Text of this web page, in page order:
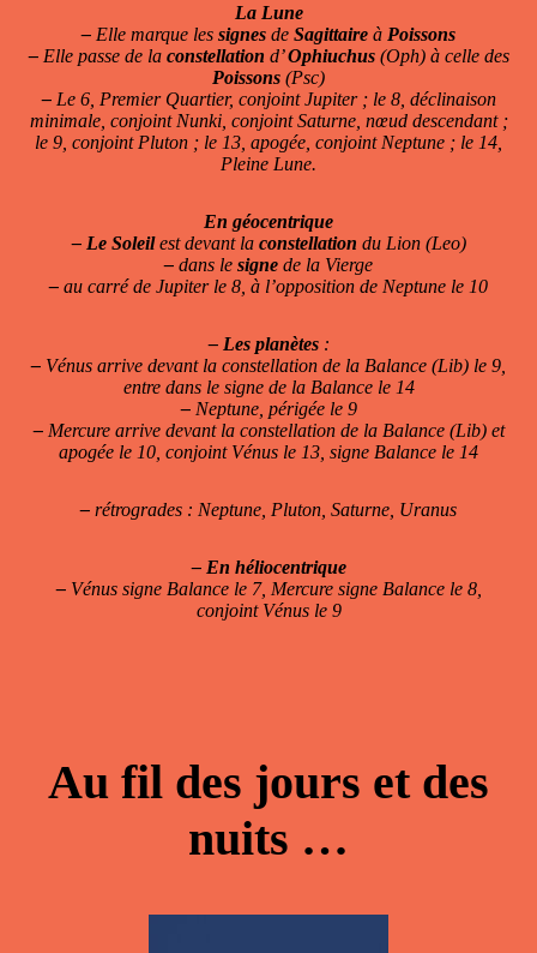
La Lune
– Elle marque les signes de Sagittaire à Poissons
–Elle passe de la constellation d’Ophiuchus(Oph) à celle des
Poissons (Psc)
–Le 6, Premier Quartier, conjoint Jupiter ; le 8, déclinaison
minimale, conjoint Nunki, conjoint Saturne, nœud descendant ;
le 9, conjoint Pluton ; le 13, apogée, conjoint Neptune ; le 14,
Pleine Lune.
En géocentrique
– Le Soleilest devant la constellation du Lion (Leo)
– dans le signe de la Vierge
– au carré de Jupiter le 8, à l’opposition de Neptune le 10
– Les planètes:
– Vénus arrive devant la constellation de la Balance (Lib) le 9,
entre dans le signe de la Balance le 14
–Neptune, périgée le 9
–Mercure arrive devant la constellation de la Balance (Lib) et
apogée le 10, conjoint Vénus le 13, signe Balance le 14
– rétrogrades : Neptune, Pluton, Saturne, Uranus
– En héliocentrique
–Vénus signe Balance le 7, Mercure signe Balance le 8,
conjoint Vénus le 9
Au fil des jours et des
nuits …